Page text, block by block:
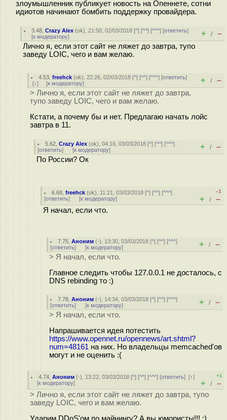
злоумышленник публикует новость на Опеннете, сотни
идиотов начинают бомбить поддержку провайдера.
3.48 ,Crazy Alex (ok), 21:50, 02/03/2018 [^] [^^] [^^^] [ответить]
[к модератору] + / –
Лично я, если этот сайт не ляжет до завтра, тупо
заведу LOIC, чего и вам желаю.
4.53 ,freehck (ok), 22:26, 02/03/2018 [^] [^^] [^^^] [ответить]
[↓] [к модератору] + / –
> Лично я, если этот сайт не ляжет до завтра,
тупо заведу LOIC, чего и вам желаю.
Кстати, а почему бы и нет. Предлагаю начать лойс
завтра в 11.
5.62 ,Crazy Alex (ok), 04:16, 03/03/2018 [^] [^^] [^^^]
[ответить] [к модератору] + / –
По России? Ок
6.68 ,freehck (ok), 11:21, 03/03/2018 [^] [^^] [^^^]
[ответить] [к модератору]
–1
+ / –
Я начал, если что.
7.75 ,Аноним (-), 13:30, 03/03/2018 [^] [^^] [^^^]
[ответить] [к модератору] + / –
> Я начал, если что.
Главное следить чтобы 127.0.0.1 не досталось, с
DNS rebinding то :)
7.78 ,Аноним (-), 14:34, 03/03/2018 [^] [^^] [^^^]
[ответить] [к модератору] + / –
> Я начал, если что.
Напрашивается идея потестить
https://www.opennet.ru/opennews/art.shtml?
num=48161 на них. Но владельцы memcached'ов
могут и не оценить :(
4.74 ,Аноним (-), 13:22, 03/03/2018 [^] [^^] [^^^] [ответить][↑]
[к модератору]
+1
+ / –
> Лично я, если этот сайт не ляжет до завтра, тупо
заведу LOIC, чего и вам желаю.